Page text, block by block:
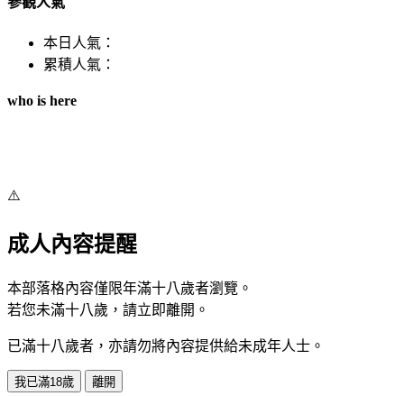
本日人氣：
累積人氣：
who is here
⚠️
成人內容提醒
本部落格內容僅限年滿十八歲者瀏覽。
若您未滿十八歲，請立即離開。
已滿十八歲者，亦請勿將內容提供給未成年人士。
我已滿18歲 離開